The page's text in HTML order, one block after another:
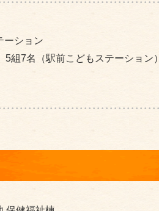
ーション
組7名（駅前こどもステーション）